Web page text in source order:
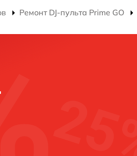
Ремонт DJ-пульта Prime GO